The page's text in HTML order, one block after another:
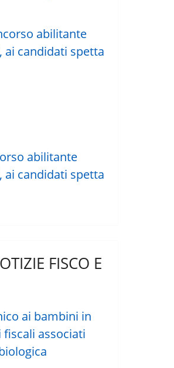
abilitante
ai candidati spetta
FISCO E